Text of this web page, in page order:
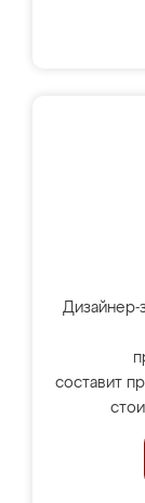
Дизайнер-
составит